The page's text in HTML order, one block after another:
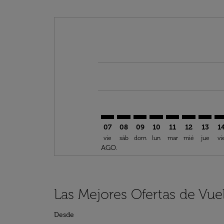
07
vie
AGO.
08
sáb
09
dom
10
lun
11
mar
12
mié
13
jue
Las Mejores Ofertas de
Desde